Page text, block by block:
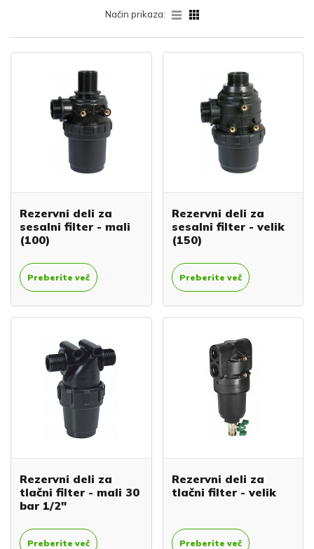
Način prikaza:
Rezervni deli za
sesalni filter - mali
(100)
Preberite več
Rezervni deli za
sesalni filter - velik
(150)
Preberite več
Rezervni deli za
tlačni filter - mali 30
bar 1/2"
Preberite več
Rezervni deli za
tlačni filter - velik
Preberite več